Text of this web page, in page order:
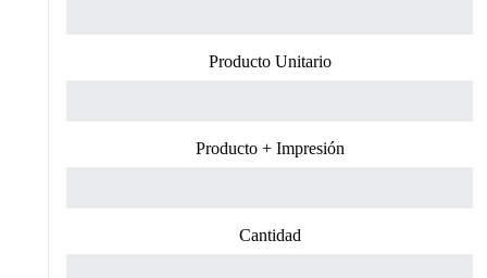
Producto Unitario
Producto + Impresión
Cantidad